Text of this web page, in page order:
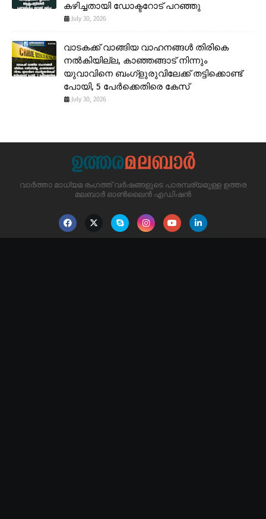
കഴിച്ചതായി ഡോക്ടറോട് പറഞ്ഞു
July 30, 2026
വാടകക്ക് വാങ്ങിയ വാഹനങ്ങൾ തിരികെ
നൽകിയില്ല, കാഞ്ഞങ്ങാട് നിന്നും
യുവാവിനെ ബംഗ്ളുരുവിലേക്ക് തട്ടിക്കൊണ്ട്
പോയി, 5 പേർക്കെതിരെ കേസ്
July 30, 2026
വാർത്താ മാധ്യമ രംഗത്ത് വർഷങ്ങളുടെ പാരമ്പര്യമുള്ള ഉത്തര
മലബാർ ഓൺലൈൻ എഡിഷൻ